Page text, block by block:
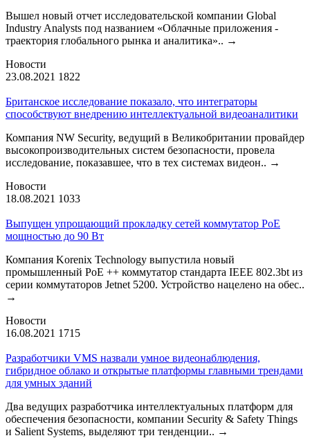
Вышел новый отчет исследовательской компании Global
Industry Analysts под названием «Облачные приложения -
траектория глобального рынка и аналитика».. →
Новости
23.08.2021 1822
Британское исследование показало, что интеграторы
способствуют внедрению интеллектуальной видеоаналитики
Компания NW Security, ведущий в Великобритании провайдер
высокопроизводительных систем безопасности, провела
исследование, показавшее, что в тех системах видеон.. →
Новости
18.08.2021 1033
Выпущен упрощающий прокладку сетей коммутатор PoE
мощностью до 90 Вт
Компания Korenix Technology выпустила новый
промышленный PoE ++ коммутатор стандарта IEEE 802.3bt из
серии коммутаторов Jetnet 5200. Устройство нацелено на обес..
→
Новости
16.08.2021 1715
Разработчики VMS назвали умное видеонаблюдения,
гибридное облако и открытые платформы главными трендами
для умных зданий
Два ведущих разработчика интеллектуальных платформ для
обеспечения безопасности, компании Security & Safety Things
и Salient Systems, выделяют три тенденции.. →